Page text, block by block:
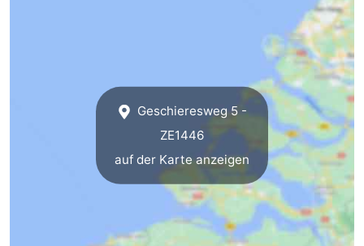
Geschieresweg 5 -
ZE1446
auf der Karte anzeigen